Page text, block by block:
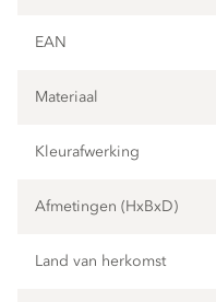
EAN
Materiaal
Kleurafwerking
Afmetingen (HxBxD)
Land van herkomst